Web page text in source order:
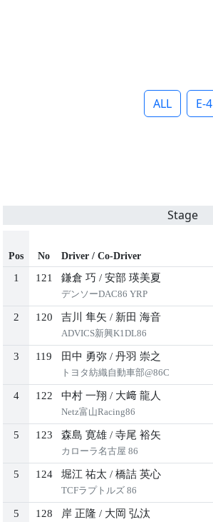
ALL E-4
Stage
Pos No Driver / Co-Driver
1 121 鎌倉 巧 / 安部 瑛美夏
デンソーDAC86 YRP
2 120 吉川 隼矢 / 新田 海音
ADVICS新興K1DL86
3 119 田中 勇弥 / 丹羽 崇之
トヨタ紡織自動車部@86C
4 122 中村 一翔 / 大﨑 龍人
Netz富山Racing86
5 123 森島 寛雄 / 寺尾 裕矢
カローラ名古屋 86
5 124 堀江 祐太 / 橋詰 英心
TCFラプトルズ 86
5 128 岸 正隆 / 大岡 弘汰